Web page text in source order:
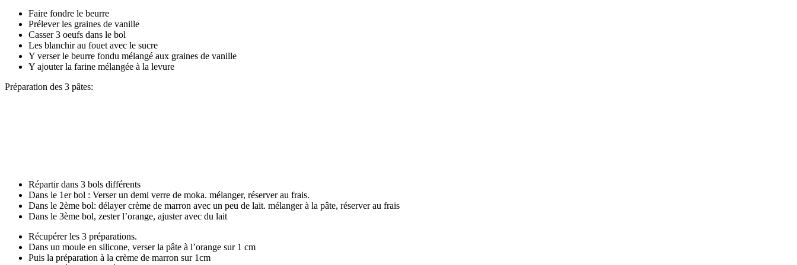
Faire fondre le beurre
Prélever les graines de vanille
Casser 3 oeufs dans le bol
Les blanchir au fouet avec le sucre
Y verser le beurre fondu mélangé aux graines de vanille
Y ajouter la farine mélangée à la levure
Préparation des 3 pâtes:
Répartir dans 3 bols différents
Dans le 1er bol : Verser un demi verre de moka. mélanger, réserver au frais.
Dans le 2ème bol: délayer crème de marron avec un peu de lait. mélanger à la pâte, réserver au frais
Dans le 3ème bol, zester l’orange, ajuster avec du lait
Récupérer les 3 préparations.
Dans un moule en silicone, verser la pâte à l’orange sur 1 cm
Puis la préparation à la crème de marron sur 1cm